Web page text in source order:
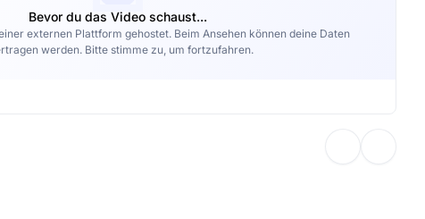
Bevor du das Video schaust...
externen Plattform gehostet. Beim Ansehen können deine Daten
werden. Bitte stimme zu, um fortzufahren.